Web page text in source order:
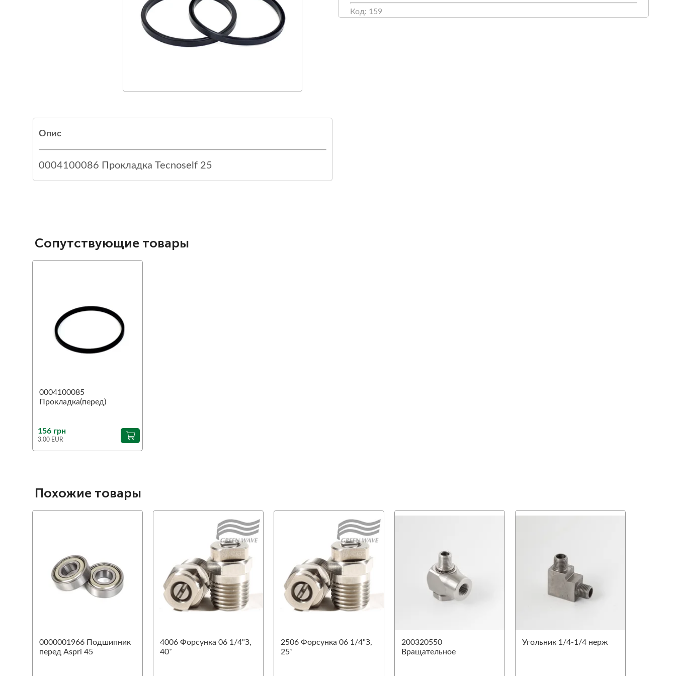
Опис
0004100086 Прокладка Tecnoself 25
Код: 159
Сопутствующие товары
0004100085
Прокладка(перед)
156 грн
3.00 EUR
Похожие товары
0000001966 Подшипник
перед Aspri 45
4006 Форсунка 06 1/4"З,
40˚
2506 Форсунка 06 1/4"З,
25˚
200320550
Вращательное
Угольник 1/4-1/4 нерж